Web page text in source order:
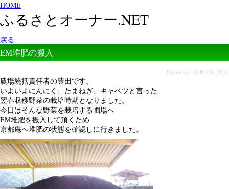
HOME
ふるさとオーナー.NET
戻る
EM堆肥の搬入
Posted on: 10月 4th, 2011
農場統括責任者の豊田です。
いよいよにんにく、たまねぎ、キャベツと言った
翌春収穫野菜の栽培時期となりました。
今日はそんな野菜を栽培する圃場へ
EM堆肥を搬入して頂くため
京都庵へ堆肥の状態を確認しに行きました。